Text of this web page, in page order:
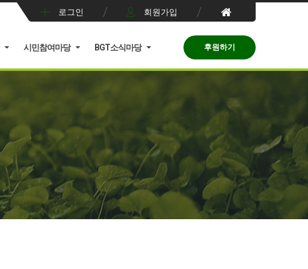
로그인 회원가입
후원하기
시민참여마당 BGT소식마당